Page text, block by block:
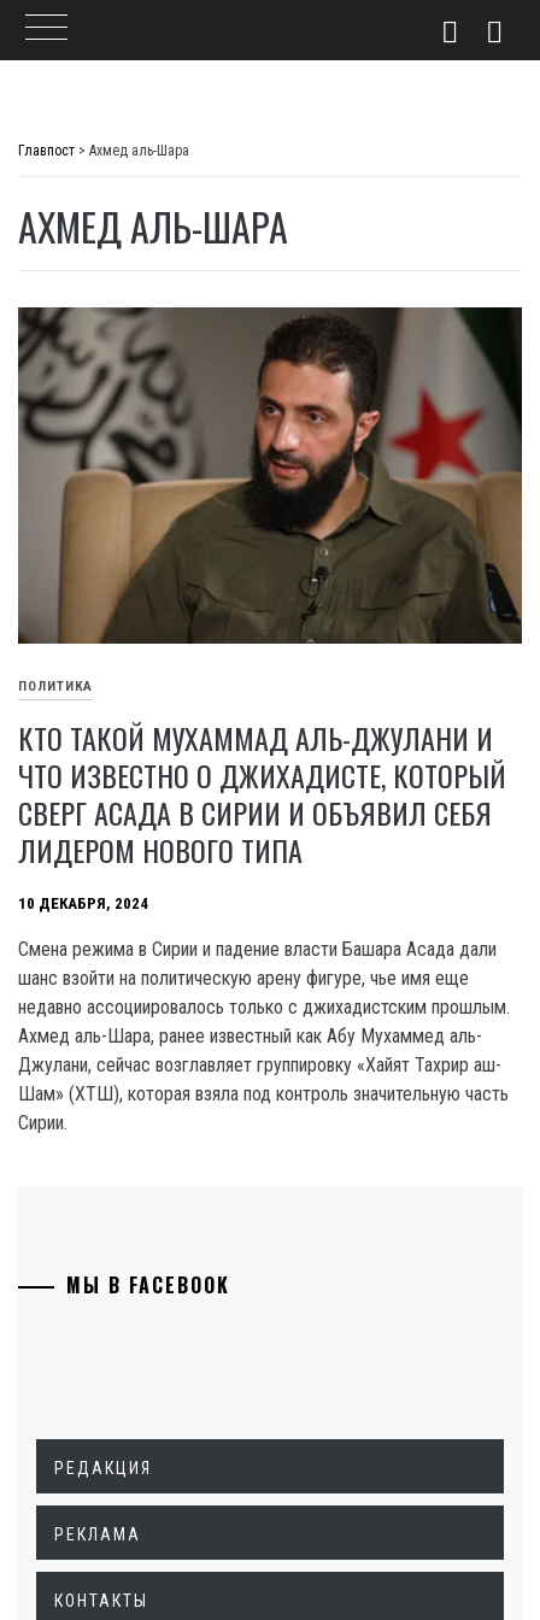
Главпост > Ахмед аль-Шара
АХМЕД АЛЬ-ШАРА
ПОЛИТИКА
КТО ТАКОЙ МУХАММАД АЛЬ-ДЖУЛАНИ И
ЧТО ИЗВЕСТНО О ДЖИХАДИСТЕ, КОТОРЫЙ
СВЕРГ АСАДА В СИРИИ И ОБЪЯВИЛ СЕБЯ
ЛИДЕРОМ НОВОГО ТИПА
10 ДЕКАБРЯ, 2024
Смена режима в Сирии и падение власти Башара Асада дали
шанс взойти на политическую арену фигуре, чье имя еще
недавно ассоциировалось только с джихадистским прошлым.
Ахмед аль-Шара, ранее известный как Абу Мухаммед аль-
Джулани, сейчас возглавляет группировку «Хайят Тахрир аш-
Шам» (ХТШ), которая взяла под контроль значительную часть
Сирии.
МЫ В FACEBOOK
РЕДАКЦИЯ
РЕКЛАМА
КОНТАКТЫ